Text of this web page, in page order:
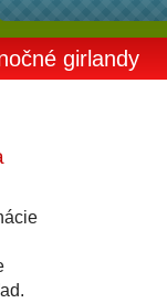
girlandy